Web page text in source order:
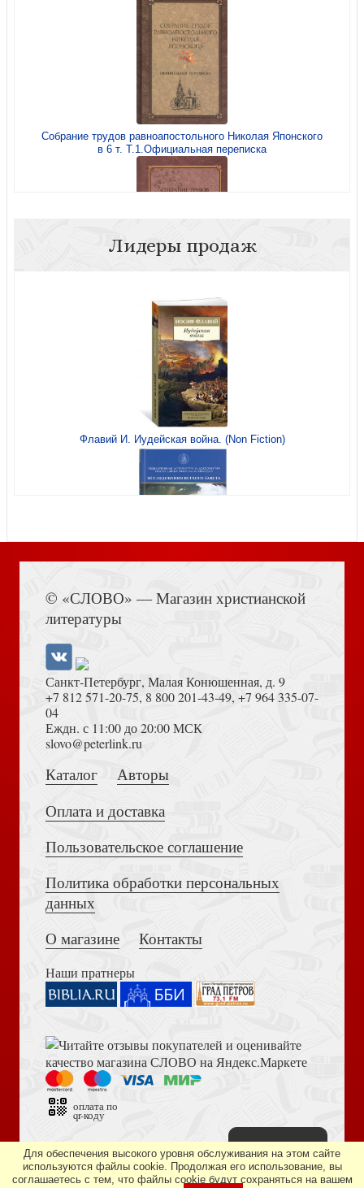
Собрание трудов равноапостольного Николая Японского
в 6 т. Т.2.Официальная переписка
Собрание трудов равноапостольного Николая Японского
в 6 т. Т.3. Письма
Собрание трудов равноапостольного Николая Японского
в 6 т. Т.5..Дневники
Собрание трудов равноапостольного Николая Японского
в 6 т. Т.4. Дневники
Собрание трудов равноапостольного Николая Японского
в 6 т. Т.1.Официальная переписка
Собрание трудов равноапостольного Николая Японского
в 6 т. Т.6..Дневники
Собрание трудов равноапостольного Николая Японского
в 6 т. Т.5..Дневники
Собрание трудов равноапостольного Николая Японского
Собрание трудов равноапостольного Николая Японского
Собрание трудов равноапостольного Николая Японского
Собрание трудов равноапостольного Николая Японского
Лидеры продаж
Флавий И. Иудейская война. (Non Fiction)
Достоевский Ф.М. Сила и правда России (2024)
Толкование на Апокалипсис (Тихоний Африканский)
Библия в современном русском переводе. 073 (2025, 3-
© «СЛОВО» — Магазин христианской
литературы
Санкт-Петербург, Малая Конюшенная, д. 9
+7 812 571-20-75, 8 800 201-43-49, +7 964 335-07-
04
Еждн. с 11:00 до 20:00 МСК
slovo@peterlink.ru
Каталог
Авторы
Оплата и доставка
Пользовательское соглашение
Политика обработки персональных
данных
О магазине
Контакты
Наши пратнеры
оплата по
qr-коду
Дизайн сайта —студия «Артминистри»
Для обеспечения высокого уровня обслуживания на этом сайте
используются файлы cookie. Продолжая его использование, вы
соглашаетесь с тем, что файлы cookie будут сохраняться на вашем